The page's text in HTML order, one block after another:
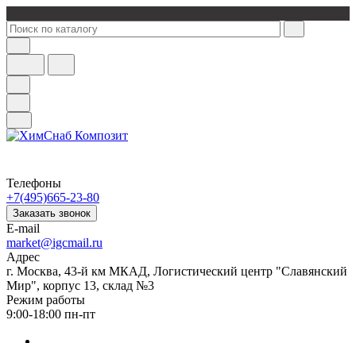
Телефоны
+7(495)665-23-80
Заказать звонок
E-mail
market@igcmail.ru
Адрес
г. Москва, 43-й км МКАД, Логистический центр "Славянский
Мир", корпус 13, склад №3
Режим работы
9:00-18:00 пн-пт